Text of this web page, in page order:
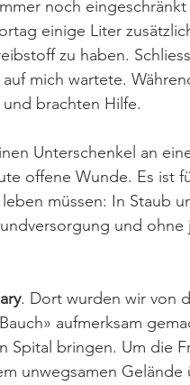
noch
einige Liter
zu haben.
mich wartete.
brachten Hilfe.
Unterschenkel an
offene Wunde. Es ist
müssen: In Staub
und ohne
. Dort wurden wir von
aufmerksam
Spital bringen. Um die
unwegsamen Gelände